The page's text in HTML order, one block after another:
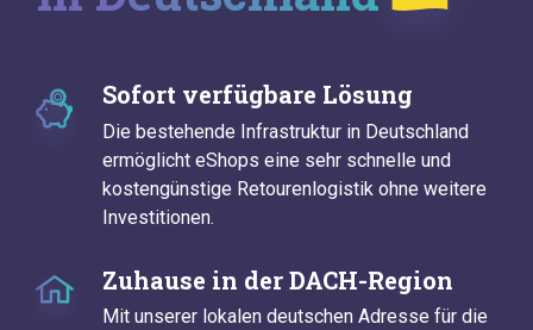
Sofort verfügbare Lösung
Die bestehende Infrastruktur in Deutschland
ermöglicht eShops eine sehr schnelle und
kostengünstige Retourenlogistik ohne weitere
Investitionen.
Zuhause in der DACH-Region
Mit unserer lokalen deutschen Adresse für die